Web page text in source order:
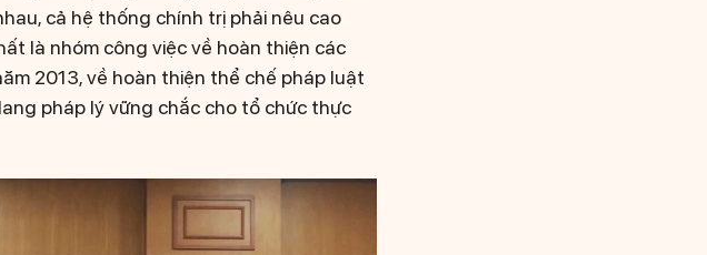
cả hệ thống chính trị phải nêu cao
là nhóm công việc về hoàn thiện các
2013, về hoàn thiện thể chế pháp luật
pháp lý vững chắc cho tổ chức thực